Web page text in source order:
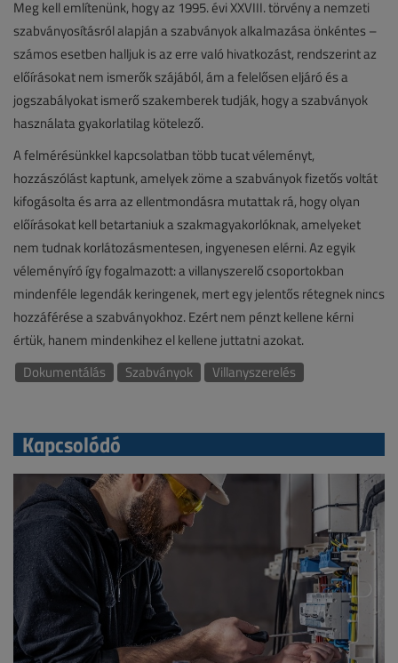
Meg kell említenünk, hogy az 1995. évi XXVIII. törvény a nemzeti
szabványosításról alapján a szabványok alkalmazása önkéntes –
számos esetben halljuk is az erre való hivatkozást, rendszerint az
előírásokat nem ismerők szájából, ám a felelősen eljáró és a
jogszabályokat ismerő szakemberek tudják, hogy a szabványok
használata gyakorlatilag kötelező.
A felmérésünkkel kapcsolatban több tucat véleményt,
hozzászólást kaptunk, amelyek zöme a szabványok fizetős voltát
kifogásolta és arra az ellentmondásra mutattak rá, hogy olyan
előírásokat kell betartaniuk a szakmagyakorlóknak, amelyeket
nem tudnak korlátozásmentesen, ingyenesen elérni. Az egyik
véleményíró így fogalmazott: a villanyszerelő csoportokban
mindenféle legendák keringenek, mert egy jelentős rétegnek nincs
hozzáférése a szabványokhoz. Ezért nem pénzt kellene kérni
értük, hanem mindenkihez el kellene juttatni azokat.
Dokumentálás
Szabványok Villanyszerelés
Kapcsolódó